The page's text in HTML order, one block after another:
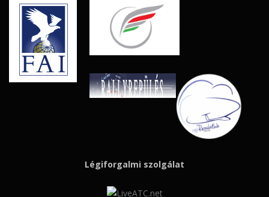
Légiforgalmi szolgálat